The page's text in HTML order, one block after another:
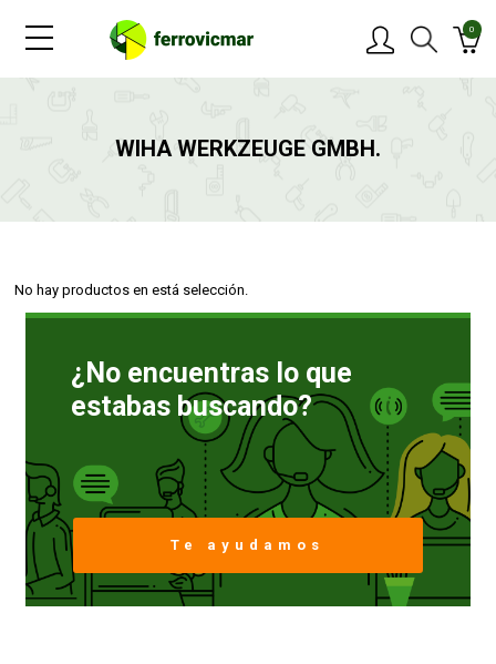
0
WIHA WERKZEUGE GMBH.
No hay productos en está selección.
¿No encuentras lo que
estabas buscando?
Te ayudamos
NOVEDADES
BLOG
CONTACTAR
FERROVICMAR